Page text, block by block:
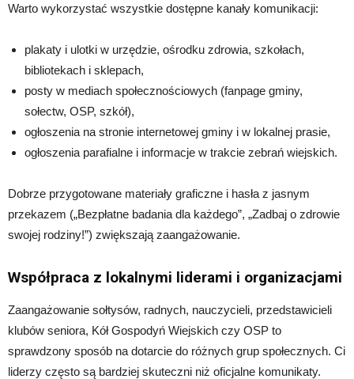
Warto wykorzystać wszystkie dostępne kanały komunikacji:
plakaty i ulotki w urzędzie, ośrodku zdrowia, szkołach,
bibliotekach i sklepach,
posty w mediach społecznościowych (fanpage gminy,
sołectw, OSP, szkół),
ogłoszenia na stronie internetowej gminy i w lokalnej prasie,
ogłoszenia parafialne i informacje w trakcie zebrań wiejskich.
Dobrze przygotowane materiały graficzne i hasła z jasnym
przekazem („Bezpłatne badania dla każdego”, „Zadbaj o zdrowie
swojej rodziny!”) zwiększają zaangażowanie.
Współpraca z lokalnymi liderami i organizacjami
Zaangażowanie sołtysów, radnych, nauczycieli, przedstawicieli
klubów seniora, Kół Gospodyń Wiejskich czy OSP to
sprawdzony sposób na dotarcie do różnych grup społecznych. Ci
liderzy często są bardziej skuteczni niż oficjalne komunikaty.